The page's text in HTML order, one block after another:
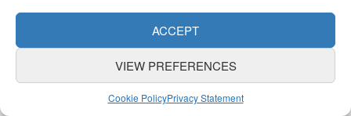
ACCEPT
VIEW PREFERENCES
Cookie PolicyPrivacy Statement
274,877.00
2,455.92 1.6640